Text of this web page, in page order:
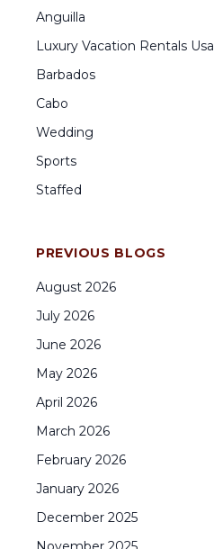
Anguilla
Luxury Vacation Rentals Usa
Barbados
Cabo
Wedding
Sports
Staffed
PREVIOUS BLOGS
August 2026
July 2026
June 2026
May 2026
April 2026
March 2026
February 2026
January 2026
December 2025